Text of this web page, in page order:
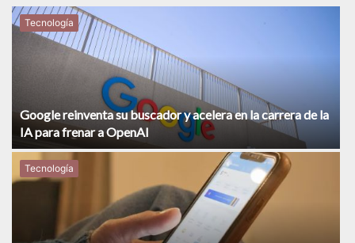
Tecnología
Google reinventa su buscador y acelera en la carrera de la
IA para frenar a OpenAI
Tecnología